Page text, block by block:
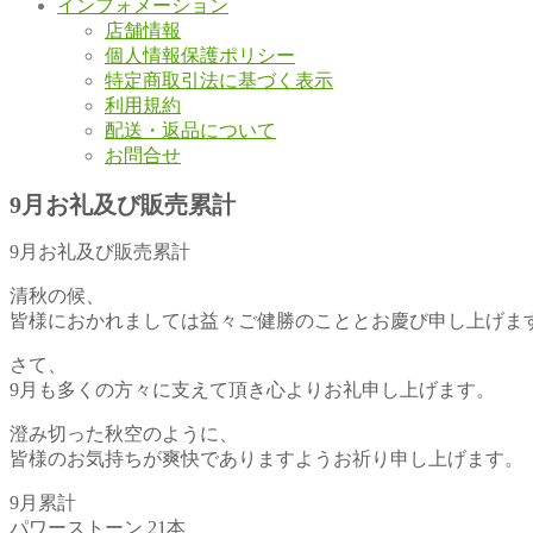
インフォメーション
店舗情報
個人情報保護ポリシー
特定商取引法に基づく表示
利用規約
配送・返品について
お問合せ
9月お礼及び販売累計
9月お礼及び販売累計
清秋の候、
皆様におかれましては益々ご健勝のこととお慶び申し上げま
さて、
9月も多くの方々に支えて頂き心よりお礼申し上げます。
澄み切った秋空のように、
皆様のお気持ちが爽快でありますようお祈り申し上げます。
9月累計
パワーストーン 21本